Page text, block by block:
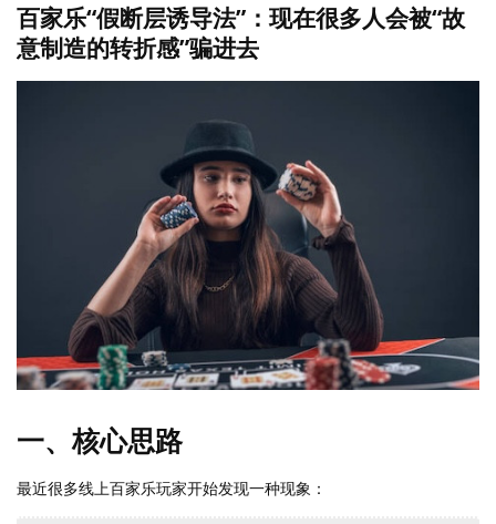
百家乐“假断层诱导法”：现在很多人会被“故
意制造的转折感”骗进去
一、核心思路
最近很多线上百家乐玩家开始发现一种现象：